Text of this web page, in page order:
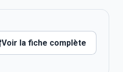
Voir la fiche complète